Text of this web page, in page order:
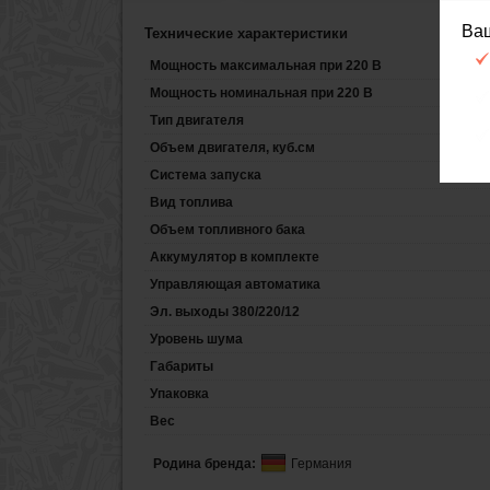
Технические характеристики
Мощность максимальная при 220 В
Мощность номинальная при 220 В
Тип двигателя
Объем двигателя, куб.см
Система запуска
Вид топлива
Объем топливного бака
Аккумулятор в комплекте
Управляющая автоматика
Эл. выходы 380/220/12
Уровень шума
Габариты
Упаковка
Вес
Родина бренда: Германия